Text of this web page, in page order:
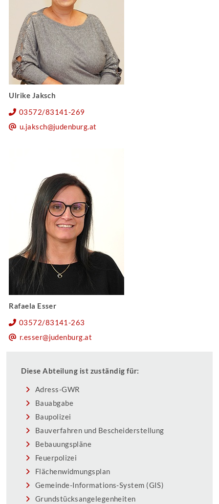
Ulrike Jaksch
03572/83141-269
u.jaksch@judenburg.at
Rafaela Esser
03572/83141-263
r.esser@judenburg.at
Diese Abteilung ist zuständig für:
Adress-GWR
Bauabgabe
Baupolizei
Bauverfahren und Bescheiderstellung
Bebauungspläne
Feuerpolizei
Flächenwidmungsplan
Gemeinde-Informations-System (GIS)
Grundstücksangelegenheiten